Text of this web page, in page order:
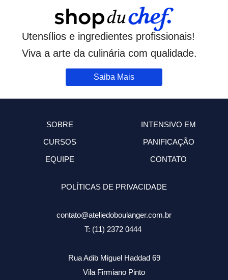
Utensílios e ingredientes profissionais!
Viva a arte da culinária com qualidade.
Saiba Mais
SOBRE
CURSOS
EQUIPE
INTENSIVO EM
PANIFICAÇÃO
CONTATO
POLÍTICAS DE PRIVACIDADE
contato@ateliedoboulanger.com.br
T: (11) 2372 0444
Rua Adib Miguel Haddad 69
Vila Firmiano Pinto